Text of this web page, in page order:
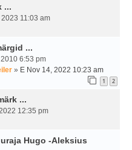
...
11:03 am
...
6:53 pm
» E Nov 14, 2022 10:23 am
1 2
...
12:35 pm
Hugo -Aleksius